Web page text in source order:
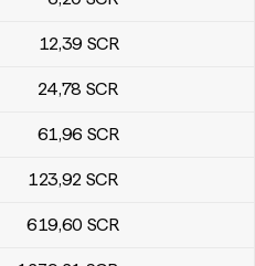
12,39 SCR
24,78 SCR
61,96 SCR
123,92 SCR
619,60 SCR